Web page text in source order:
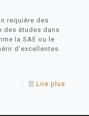
requière des
des études dans
la SAE ou le
d’excellentes
Lire plus